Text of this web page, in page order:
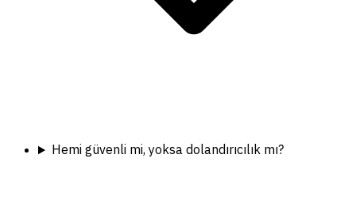
Hemi güvenli mi, yoksa dolandırıcılık mı?